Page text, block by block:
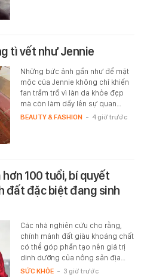
tì vết như Jennie
Những bức ảnh gần như để mặt
mộc của Jennie không chỉ khiến
fan trầm trồ vì làn da khỏe đẹp
mà còn làm dấy lên sự quan…
BEAUTY & FASHION - 4 giờ trước
100 tuổi, bí quyết
đất đặc biệt đang sinh
Các nhà nghiên cứu cho rằng,
chính mảnh đất giàu khoáng chất
có thể góp phần tạo nên giá trị
dinh dưỡng của nông sản địa…
SỨC KHỎE - 3 giờ trước